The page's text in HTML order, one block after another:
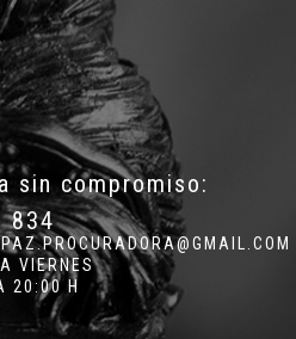
sin compromiso:
834
VIERNES
20:00 H